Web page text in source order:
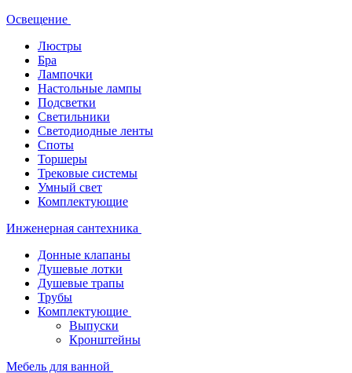
Освещение
Люстры
Бра
Лампочки
Настольные лампы
Подсветки
Светильники
Светодиодные ленты
Споты
Торшеры
Трековые системы
Умный свет
Комплектующие
Инженерная сантехника
Донные клапаны
Душевые лотки
Душевые трапы
Трубы
Комплектующие
Выпуски
Кронштейны
Мебель для ванной